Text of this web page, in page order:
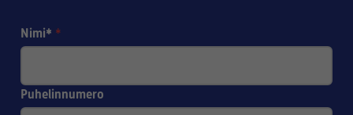
Nimi* *
Puhelinnumero